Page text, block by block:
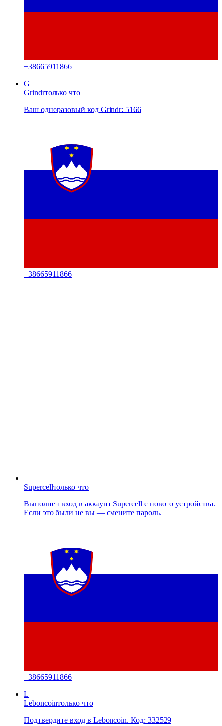
+38665911866
G
Grindrтолько что
Ваш одноразовый код Grindr: 5166
+38665911866
Supercellтолько что
Выполнен вход в аккаунт Supercell с нового устройства.
Если это были не вы — смените пароль.
+38665911866
L
Leboncoinтолько что
Подтвердите вход в Leboncoin. Код: 332529